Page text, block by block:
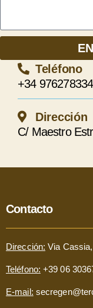
Teléfono
+34 976278334
Dirección
C/ Maestro
Contacto
Dirección: Via
Teléfono: +39 06
E-mail: